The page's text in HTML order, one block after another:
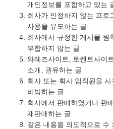
개인정보를 포함하고 있는
회사가 인정하지 않는 프로
사용을 유도하는 글
회사에서 규정한 게시물 원
부합하지 않는 글
와레즈사이트, 토렌트사이
소개, 권유하는 글
회사 또는 회사 임직원을
비방하는 글
회사에서 판매하였거나 판
재판매하는 글
같은 내용을 의도적으로 수